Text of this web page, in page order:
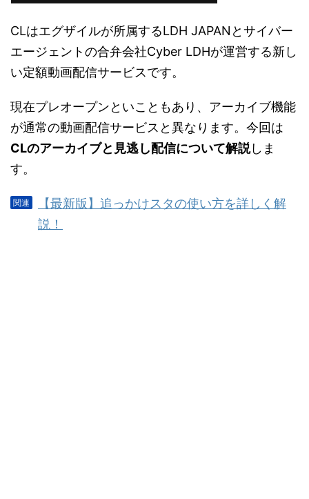
CLはエグザイルが所属するLDH JAPANとサイバー
エージェントの合弁会社Cyber LDHが運営する新し
い定額動画配信サービスです。
現在プレオープンといこともあり、アーカイブ機能
が通常の動画配信サービスと異なります。今回は
CLのアーカイブと見逃し配信について解説しま
す。
【最新版】追っかけスタの使い方を詳しく解
説！